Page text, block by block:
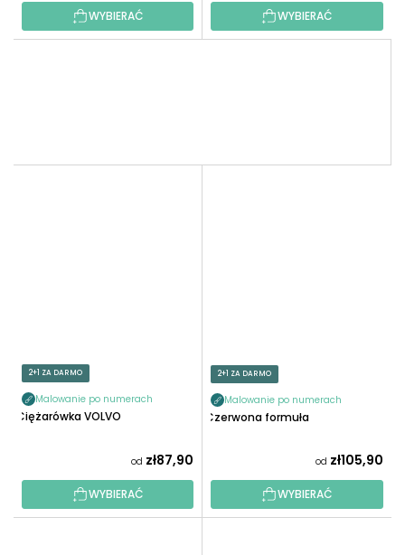
WYBIERAĆ WYBIERAĆ
2+1 ZA DARMO
Malowanie po numerach
Ciężarówka VOLVO
od zł87,90
WYBIERAĆ
2+1 ZA DARMO
Malowanie po numerach
Czerwona formuła
od zł105,90
WYBIERAĆ